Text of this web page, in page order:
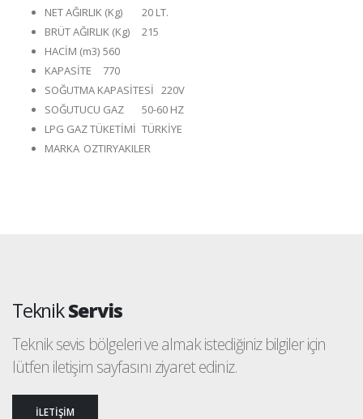
NET AĞIRLIK (Kg)
20 LT.
BRÜT AĞIRLIK (Kg)
215
HACİM (m3) 560
KAPASİTE
770
SOĞUTMA KAPASİTESİ 220V
SOĞUTUCU GAZ
50-60 HZ
LPG GAZ TÜKETİMİ TÜRKİYE
MARKA OZTIRYAKILER
TeknikServis
Teknik sevis bölgeleri ve almak istediğiniz bilgiler için
lütfen iletişim sayfasını ziyaret ediniz.
İLETİŞİM